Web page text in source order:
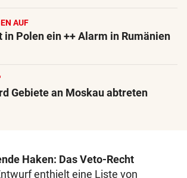
AUF
in Polen ein ++ Alarm in Rumänien
Gebiete an Moskau abtreten
Haken: Das Veto-Recht
enthielt eine Liste von